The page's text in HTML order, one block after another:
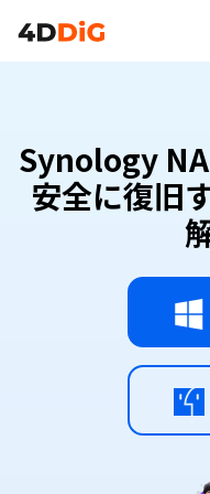
強の方法【分解不要】
Synology
安全に復旧